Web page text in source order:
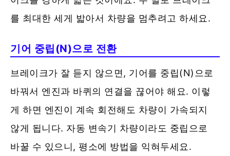
를 최대한 세게 밟아서 차량을 멈추려고 하세요.
기어 중립(N)으로 전환
브레이크가 잘 듣지 않으면, 기어를 중립(N)으로
바꿔서 엔진과 바퀴의 연결을 끊어야 해요. 이렇
게 하면 엔진이 계속 회전해도 차량이 가속되지
않게 됩니다. 자동 변속기 차량이라도 중립으로
바꿀 수 있으니, 평소에 방법을 익혀두세요.